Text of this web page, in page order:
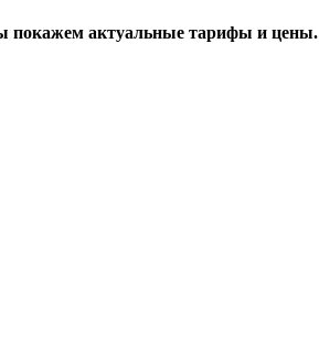
покажем актуальные тарифы и цены.